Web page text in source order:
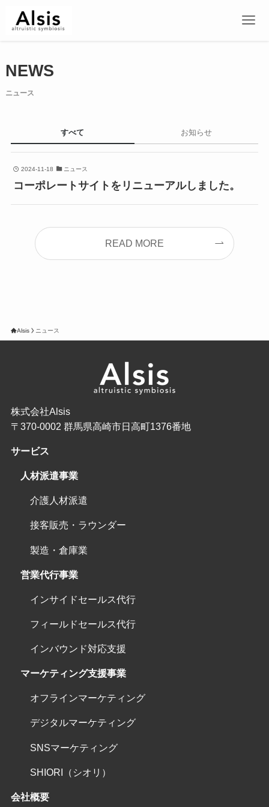
NEWS
ニュース
すべて お知らせ
2024-11-18 ニュース
コーポレートサイトをリニューアルしました。
READ MORE
Alsis ニュース
株式会社Alsis
〒370-0002 群馬県高崎市日高町1376番地
サービス
人材派遣事業
介護人材派遣
接客販売・ラウンダー
製造・倉庫業
営業代行事業
インサイドセールス代行
フィールドセールス代行
インバウンド対応支援
マーケティング支援事業
オフラインマーケティング
デジタルマーケティング
SNSマーケティング
SHIORI（シオリ）
会社概要